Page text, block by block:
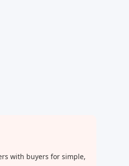
with buyers for simple,